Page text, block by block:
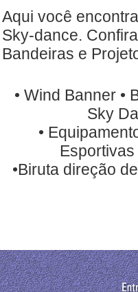
Aqui você
Sky-dance.
Bandeiras e
• Wind Banner •
Sky
•
Esportivas
•Biruta direção